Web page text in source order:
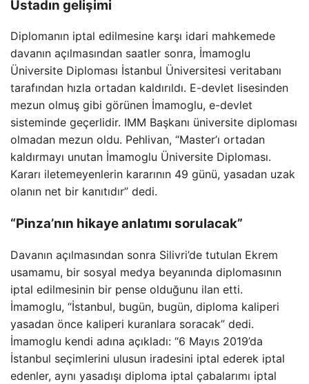
Üstadın gelişimi
Diplomanın iptal edilmesine karşı idari mahkemede
davanın açılmasından saatler sonra, İmamoglu
Üniversite Diploması İstanbul Üniversitesi veritabanı
tarafından hızla ortadan kaldırıldı. E-devlet lisesinden
mezun olmuş gibi görünen İmamoglu, e-devlet
sisteminde geçerlidir. IMM Başkanı üniversite diploması
olmadan mezun oldu. Pehlivan, “Master’ı ortadan
kaldırmayı unutan İmamoglu Üniversite Diploması.
Kararı iletemeyenlerin kararının 49 günü, yasadan uzak
olanın net bir kanıtıdır” dedi.
“Pinza’nın hikaye anlatımı sorulacak”
Davanın açılmasından sonra Silivri’de tutulan Ekrem
usamamu, bir sosyal medya beyanında diplomasının
iptal edilmesinin bir pense olduğunu ilan etti.
İmamoglu, “İstanbul, bugün, bugün, diploma kaliperi
yasadan önce kaliperi kuranlara soracak” dedi.
İmamoglu kendi adına açıkladı: “6 Mayıs 2019’da
İstanbul seçimlerini ulusun iradesini iptal ederek iptal
edenler, aynı yasadışı diploma iptal çabalarımı iptal